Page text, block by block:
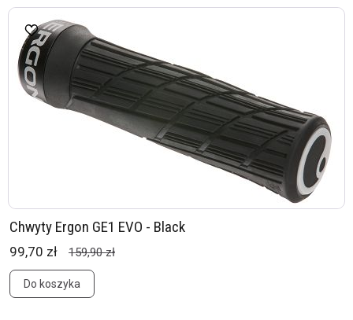
Chwyty Ergon GE1 EVO - Black
99,70 zł 159,90 zł
Do koszyka